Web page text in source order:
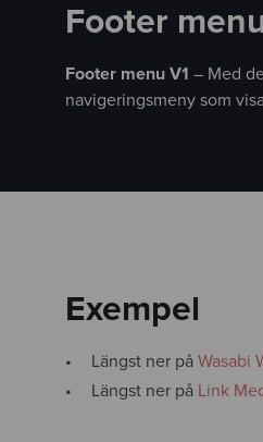
Footer
Footer menu V1 – Med
navigeringsmeny som
Exempel
Längst ner på Wasabi
Längst ner på Link